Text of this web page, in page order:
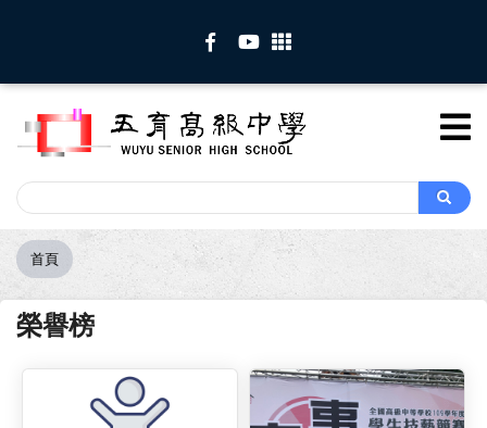
內
Search
Search
導
航
連
結
首頁
榮譽榜